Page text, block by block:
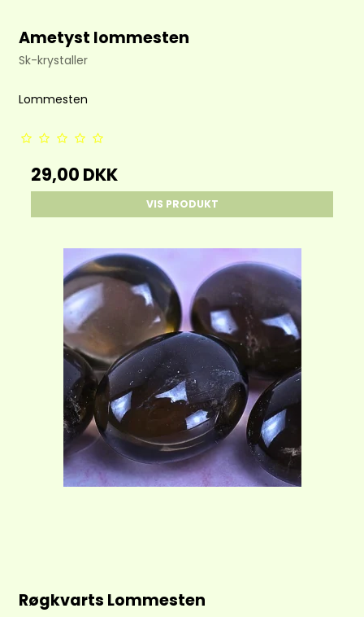
Ametyst lommesten
Sk-krystaller
Lommesten
29,00 DKK
VIS PRODUKT
Røgkvarts Lommesten